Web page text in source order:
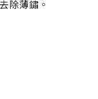
除薄鏽。